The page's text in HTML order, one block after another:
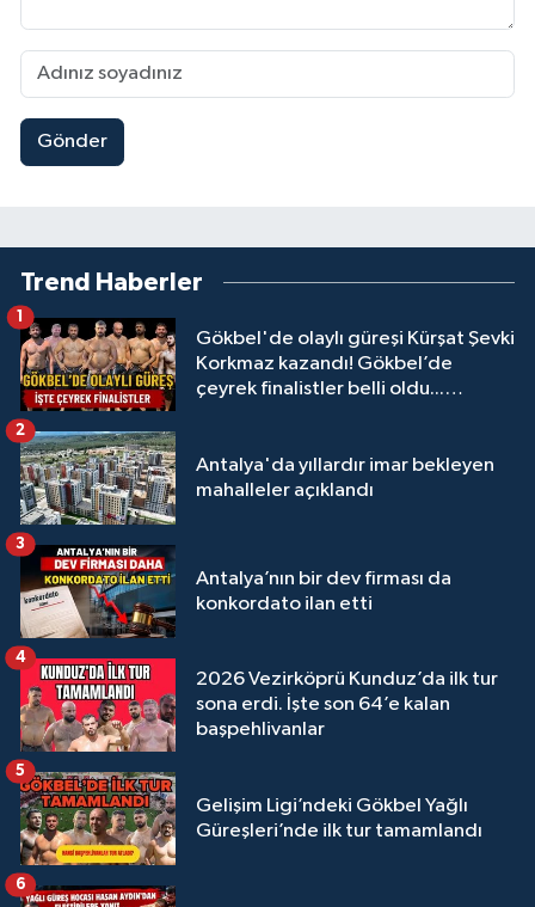
Gönder
Trend Haberler
Gökbel'de olaylı güreşi Kürşat Şevki
Korkmaz kazandı! Gökbel’de
çeyrek finalistler belli oldu...
1
Antalya'da yıllardır imar bekleyen
mahalleler açıklandı
2
Antalya’nın bir dev firması da
konkordato ilan etti
3
2026 Vezirköprü Kunduz’da ilk tur
sona erdi. İşte son 64’e kalan
başpehlivanlar
4
Gelişim Ligi’ndeki Gökbel Yağlı
Güreşleri’nde ilk tur tamamlandı
5
6